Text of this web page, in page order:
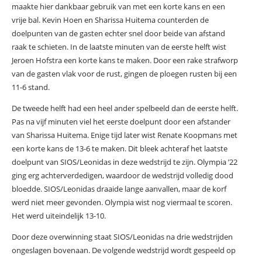
maakte hier dankbaar gebruik van met een korte kans en een
vrije bal. Kevin Hoen en Sharissa Huitema counterden de
doelpunten van de gasten echter snel door beide van afstand
raak te schieten. In de laatste minuten van de eerste helft wist
Jeroen Hofstra een korte kans te maken. Door een rake strafworp
van de gasten vlak voor de rust, gingen de ploegen rusten bij een
11-6 stand.
De tweede helft had een heel ander spelbeeld dan de eerste helft.
Pas na vijf minuten viel het eerste doelpunt door een afstander
van Sharissa Huitema. Enige tijd later wist Renate Koopmans met
een korte kans de 13-6 te maken. Dit bleek achteraf het laatste
doelpunt van SIOS/Leonidas in deze wedstrijd te zijn. Olympia ’22
ging erg achterverdedigen, waardoor de wedstrijd volledig dood
bloedde. SIOS/Leonidas draaide lange aanvallen, maar de korf
werd niet meer gevonden. Olympia wist nog viermaal te scoren.
Het werd uiteindelijk 13-10.
Door deze overwinning staat SIOS/Leonidas na drie wedstrijden
ongeslagen bovenaan. De volgende wedstrijd wordt gespeeld op